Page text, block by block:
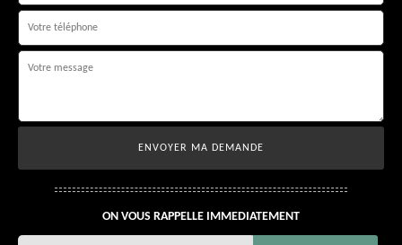
ON VOUS RAPPELLE IMMEDIATEMENT